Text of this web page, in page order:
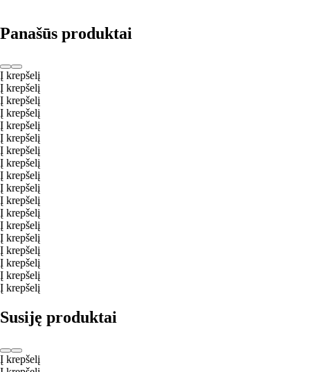
Panašūs produktai
Į krepšelį
Į krepšelį
Į krepšelį
Į krepšelį
Į krepšelį
Į krepšelį
Į krepšelį
Į krepšelį
Į krepšelį
Į krepšelį
Į krepšelį
Į krepšelį
Į krepšelį
Į krepšelį
Į krepšelį
Į krepšelį
Į krepšelį
Į krepšelį
Susiję produktai
Į krepšelį